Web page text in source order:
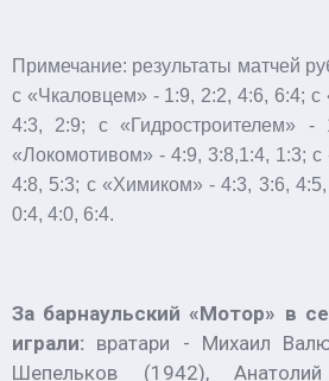
Примечание: результаты матчей
с «Чкаловцем» - 1:9, 2:2, 4:6, 6:4;
4:3, 2:9; с «Гидростроителем»
«Локомотивом» - 4:9, 3:8,1:4, 1:3;
4:8, 5:3; с «Химиком» - 4:3, 3:6,
0:4, 4:0, 6:4.
За барнаульский «Мотор» в
играли: вратари - Михаил
Шепельков (1942),